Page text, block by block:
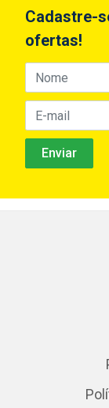
Cadastre-
ofertas!